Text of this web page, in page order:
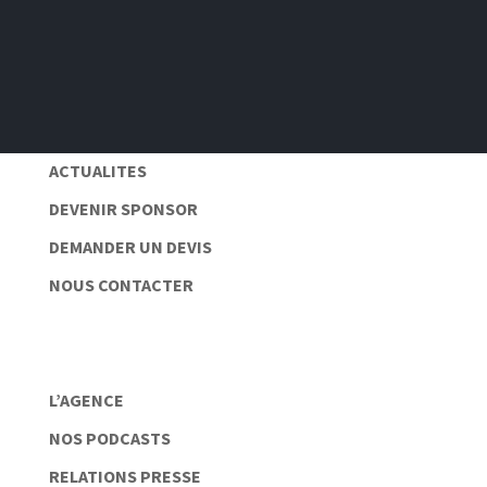
ACTUALITES
DEVENIR SPONSOR
DEMANDER UN DEVIS
NOUS CONTACTER
L’AGENCE
NOS PODCASTS
RELATIONS PRESSE